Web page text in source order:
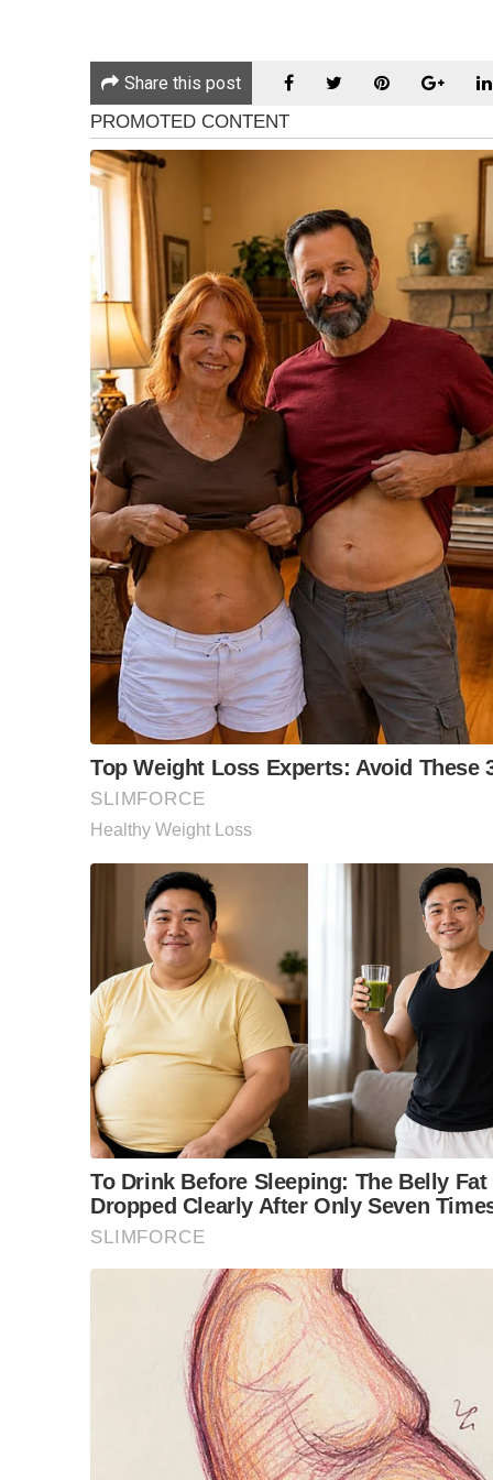
Pendakwah selebriti Azman Syah Alias atau PU
terhadap seorang remaja lelaki berusia 17 tahun.
Hukuman penjara 12 tahun dan satu sebatan bagi
dan pengawasan polis selama dua tahun selepas
Kejadian berlaku di sebuah inap desa di Kampung
Keputusan itu dibuat Hakim Noridah Adam selepas
munasabah di akhir kes pembelaan.
Bagi pertuduhan pertama hukuman penjara 12
sama dan satu sebatan, yang mana hukuman itu
Tertuduh juga diperintah menjalani kaunseling
Sebelum ini, Azman Syah diperintah membela diri
mendapati pihak pendakwaan berjaya
Mengikut pertuduhan, tertuduh didakwa melakukan
(ketika kejadian) di sebuah inap desa di Kampung
dan 1 pagi pada 20 Februari dan 29 Jun 2022.
Pertuduhan mengikut Seksyen 14 (a) Akta
memperuntukkan hukuman penjara sehingga 20
Pendakwaan kes dikendalikan Timbalan Pendakwa
manakala Azman diwakili peguam Mohamad Zahid
Share this post